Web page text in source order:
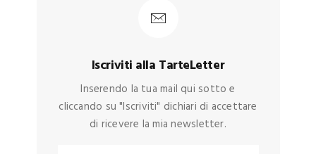
Iscriviti alla TarteLetter
Inserendo la tua mail qui sotto e
cliccando su "Iscriviti" dichiari di accettare
di ricevere la mia newsletter.